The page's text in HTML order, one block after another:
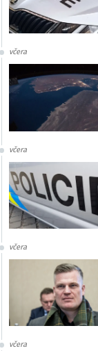
včera
včera
včera
včera